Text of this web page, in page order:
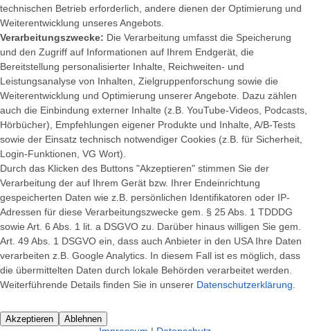
technischen Betrieb erforderlich, andere dienen der Optimierung und
Weiterentwicklung unseres Angebots.
Verarbeitungszwecke: Die Verarbeitung umfasst die Speicherung
und den Zugriff auf Informationen auf Ihrem Endgerät, die
Bereitstellung personalisierter Inhalte, Reichweiten- und
Leistungsanalyse von Inhalten, Zielgruppenforschung sowie die
Weiterentwicklung und Optimierung unserer Angebote. Dazu zählen
auch die Einbindung externer Inhalte (z.B. YouTube-Videos, Podcasts,
Hörbücher), Empfehlungen eigener Produkte und Inhalte, A/B-Tests
sowie der Einsatz technisch notwendiger Cookies (z.B. für Sicherheit,
Login-Funktionen, VG Wort).
Durch das Klicken des Buttons "Akzeptieren" stimmen Sie der
Verarbeitung der auf Ihrem Gerät bzw. Ihrer Endeinrichtung
gespeicherten Daten wie z.B. persönlichen Identifikatoren oder IP-
Adressen für diese Verarbeitungszwecke gem. § 25 Abs. 1 TDDDG
sowie Art. 6 Abs. 1 lit. a DSGVO zu. Darüber hinaus willigen Sie gem.
Art. 49 Abs. 1 DSGVO ein, dass auch Anbieter in den USA Ihre Daten
verarbeiten z.B. Google Analytics. In diesem Fall ist es möglich, dass
die übermittelten Daten durch lokale Behörden verarbeitet werden.
Weiterführende Details finden Sie in unserer Datenschutzerklärung
Akzeptieren Ablehnen